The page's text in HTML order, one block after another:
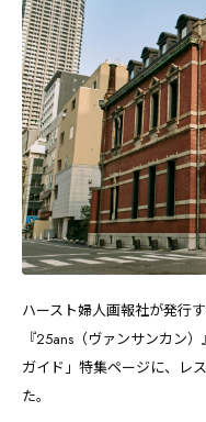
ハースト婦人画報社が発行
『25ans（ヴァンサンカン
ガイド」特集ページに、レ
た。